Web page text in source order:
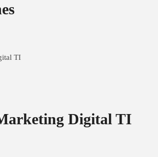
TI
Digital TI